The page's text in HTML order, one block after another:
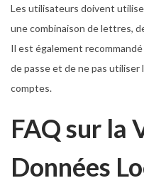
Les utilisateurs doivent
une combinaison de lettres,
Il est également
de passe et de ne pas utiliser
comptes.
FAQ sur la
Données